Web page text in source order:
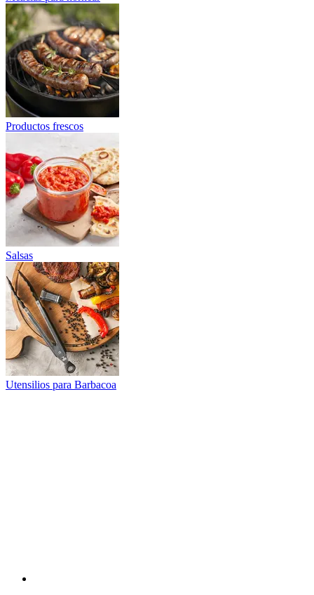
Productos frescos
Salsas
Utensilios para Barbacoa